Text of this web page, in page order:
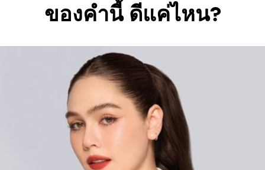
ของคำนี้ ดีแค่ไหน?